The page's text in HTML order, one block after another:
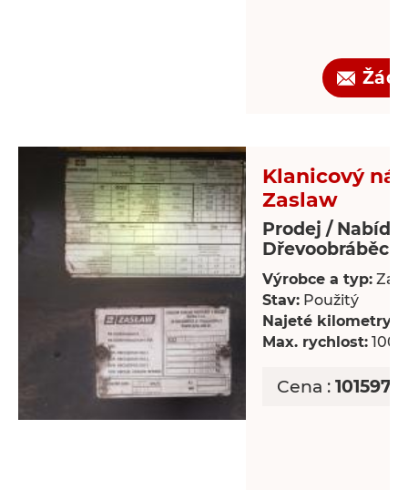
Klanicový
Zaslaw
Prodej /
Dřevoobráběcí
Výrobce a typ:
Stav: Použitý
Najeté kilometry:
Max. rychlost: 100
Cena :